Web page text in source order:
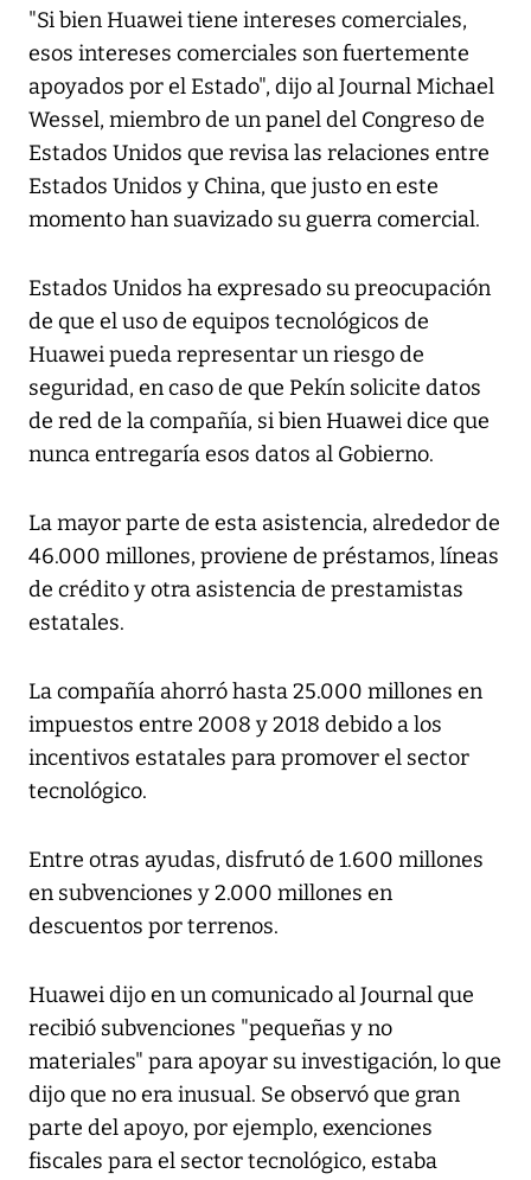
"Si bien Huawei tiene intereses comerciales,
esos intereses comerciales son fuertemente
apoyados por el Estado", dijo al Journal Michael
Wessel, miembro de un panel del Congreso de
Estados Unidos que revisa las relaciones entre
Estados Unidos y China, que justo en este
momento han suavizado su guerra comercial.
Estados Unidos ha expresado su preocupación
de que el uso de equipos tecnológicos de
Huawei pueda representar un riesgo de
seguridad, en caso de que Pekín solicite datos
de red de la compañía, si bien Huawei dice que
nunca entregaría esos datos al Gobierno.
La mayor parte de esta asistencia, alrededor de
46.000 millones, proviene de préstamos, líneas
de crédito y otra asistencia de prestamistas
estatales.
La compañía ahorró hasta 25.000 millones en
impuestos entre 2008 y 2018 debido a los
incentivos estatales para promover el sector
tecnológico.
Entre otras ayudas, disfrutó de 1.600 millones
en subvenciones y 2.000 millones en
descuentos por terrenos.
Huawei dijo en un comunicado al Journal que
recibió subvenciones "pequeñas y no
materiales" para apoyar su investigación, lo que
dijo que no era inusual. Se observó que gran
parte del apoyo, por ejemplo, exenciones
fiscales para el sector tecnológico, estaba